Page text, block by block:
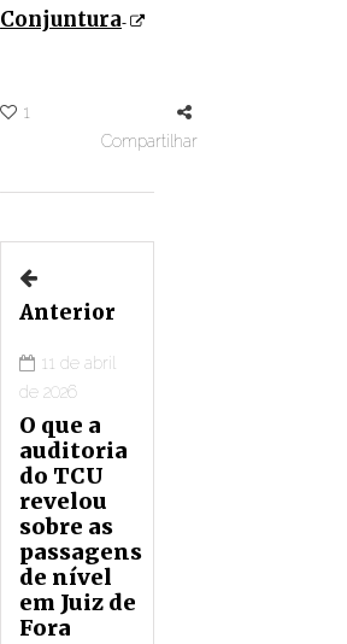
Conjuntura
1
Compartilhar
Anterior
11 de abril
de 2026
O que a
auditoria
do TCU
revelou
sobre as
passagens
de nível
em Juiz de
Fora